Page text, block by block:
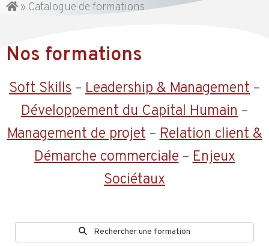
» Catalogue de formations
Nos formations
Soft Skills – Leadership & Management –
Développement du Capital Humain –
Management de projet–Relation client &
Démarche commerciale–Enjeux
Sociétaux
Rechercher une formation